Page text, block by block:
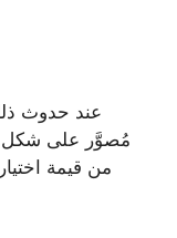
عند حدوث
مُصوَّر على شكل